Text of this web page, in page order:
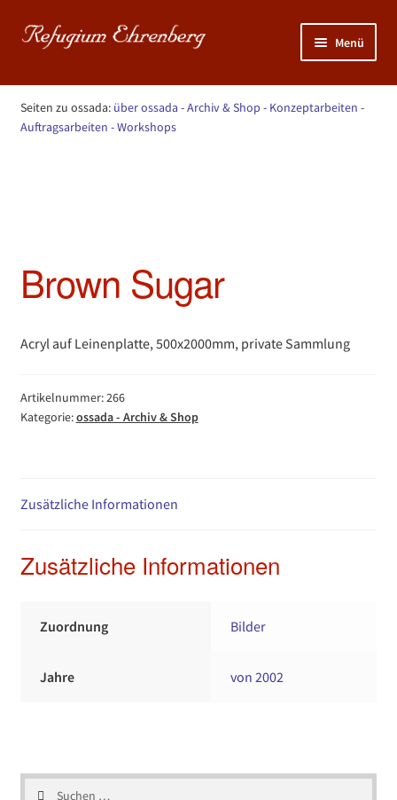
Zur
Navigation
Zum
Inhalt
Menü
NATUR: KunstGarten >>>
öffnen
MENSCH: Sportraum >>>
Seiten zu ossada: über ossada - Archiv & Shop - Konzeptarbeiten -
Auftragsarbeiten - Workshops
Brown Sugar
Acryl auf Leinenplatte, 500x2000mm, private Sammlung
Artikelnummer:266
Kategorie:ossada - Archiv & Shop
Zusätzliche Informationen
Zusätzliche Informationen
Zuordnung Bilder
Jahre von 2002